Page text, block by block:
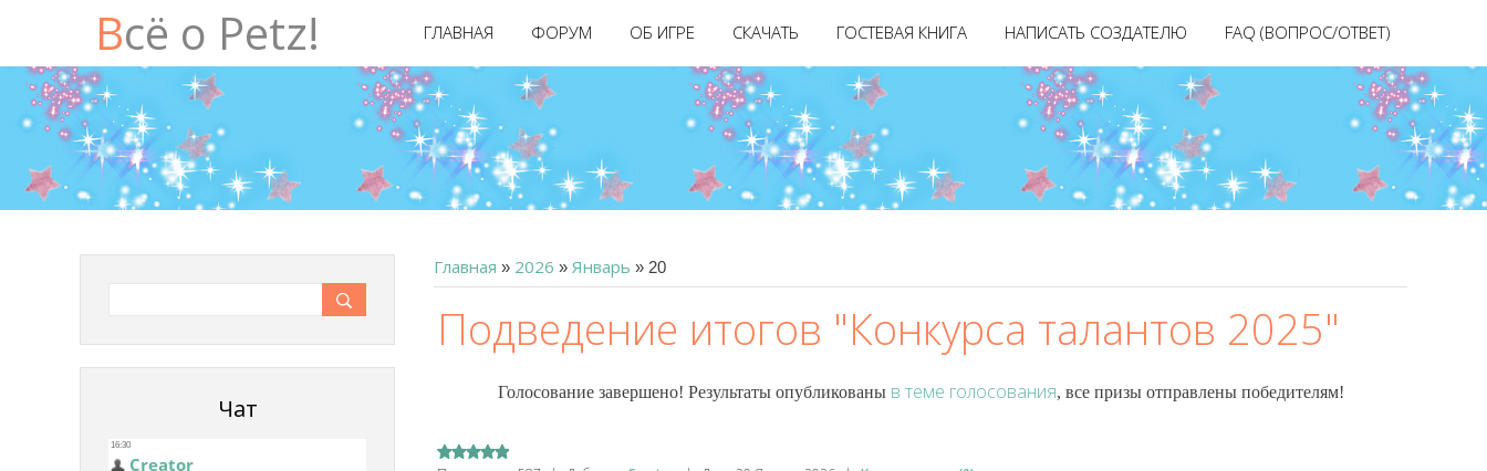
Всё о Petz! ГЛАВНАЯ ФОРУМ ОБ ИГРЕ СКАЧАТЬ ГОСТЕВАЯ КНИГА НАПИСАТЬ СОЗДАТЕЛЮ FAQ (ВОПРОС/ОТВЕТ)
Главная » 2026 » Январь » 20
Подведение итогов "Конкурса талантов 2025"
Голосование завершено! Результаты опубликованы в теме голосования, все призы отправлены победителям!
Чат